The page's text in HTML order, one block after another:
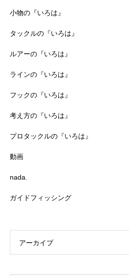
小物の『いろは』
タックルの『いろは』
ルアーの『いろは』
ラインの『いろは』
フックの『いろは』
考え方の『いろは』
プロタックルの『いろは』
動画
nada.
ガイドフィッシング
アーカイブ